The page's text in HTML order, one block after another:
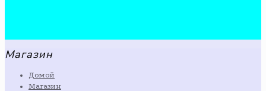
Магазин
Домой
Магазин